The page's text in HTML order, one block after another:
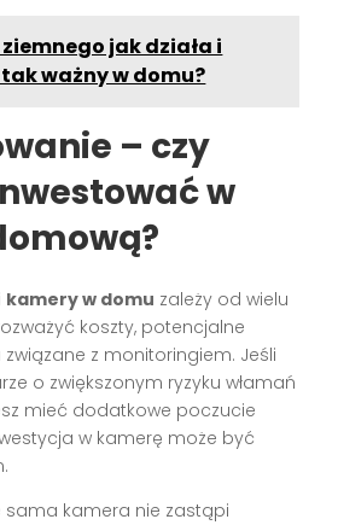
jak działa i
ważny w domu?
– czy
w
kamery w domu zależy od wielu
koszty, potencjalne
związane z monitoringiem. Jeśli
o zwiększonym ryzyku włamań
mieć dodatkowe poczucie
w kamerę może być
sama kamera nie zastąpi